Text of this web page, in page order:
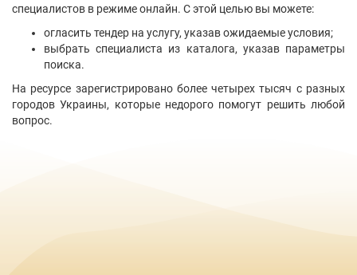
специалистов в режиме онлайн. С этой целью вы можете:
огласить тендер на услугу, указав ожидаемые условия;
выбрать специалиста из каталога, указав параметры
поиска.
На ресурсе зарегистрировано более четырех тысяч с разных
городов Украины, которые недорого помогут решить любой
вопрос.